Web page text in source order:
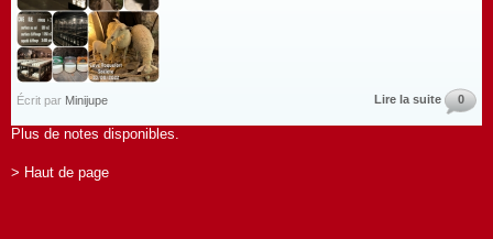
Écrit par Minijupe Lire la suite 0
Plus de notes disponibles.
> Haut de page